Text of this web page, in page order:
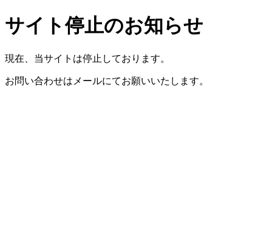
サイト停止のお知らせ
現在、当サイトは停止しております。
お問い合わせはメールにてお願いいたします。